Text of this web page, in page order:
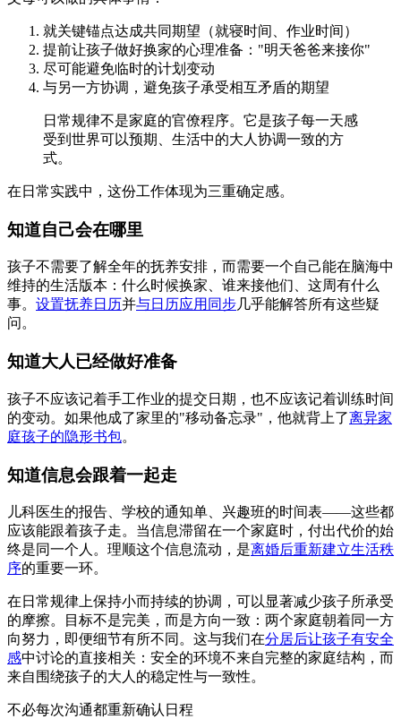
就关键锚点达成共同期望（就寝时间、作业时间）
提前让孩子做好换家的心理准备："明天爸爸来接你"
尽可能避免临时的计划变动
与另一方协调，避免孩子承受相互矛盾的期望
日常规律不是家庭的官僚程序。它是孩子每一天感
受到世界可以预期、生活中的大人协调一致的方
式。
在日常实践中，这份工作体现为三重确定感。
知道自己会在哪里
孩子不需要了解全年的抚养安排，而需要一个自己能在脑海中
维持的生活版本：什么时候换家、谁来接他们、这周有什么
事。 设置抚养日历并与日历应用同步几乎能解答所有这些疑
问。
知道大人已经做好准备
孩子不应该记着手工作业的提交日期，也不应该记着训练时间
的变动。如果他成了家里的"移动备忘录"，他就背上了离异家
庭孩子的隐形书包。
知道信息会跟着一起走
儿科医生的报告、学校的通知单、兴趣班的时间表——这些都
应该能跟着孩子走。当信息滞留在一个家庭时，付出代价的始
终是同一个人。理顺这个信息流动，是离婚后重新建立生活秩
序的重要一环。
在日常规律上保持小而持续的协调，可以显著减少孩子所承受
的摩擦。目标不是完美，而是方向一致：两个家庭朝着同一方
向努力，即便细节有所不同。这与我们在分居后让孩子有安全
感中讨论的直接相关：安全的环境不来自完整的家庭结构，而
来自围绕孩子的大人的稳定性与一致性。
不必每次沟通都重新确认日程